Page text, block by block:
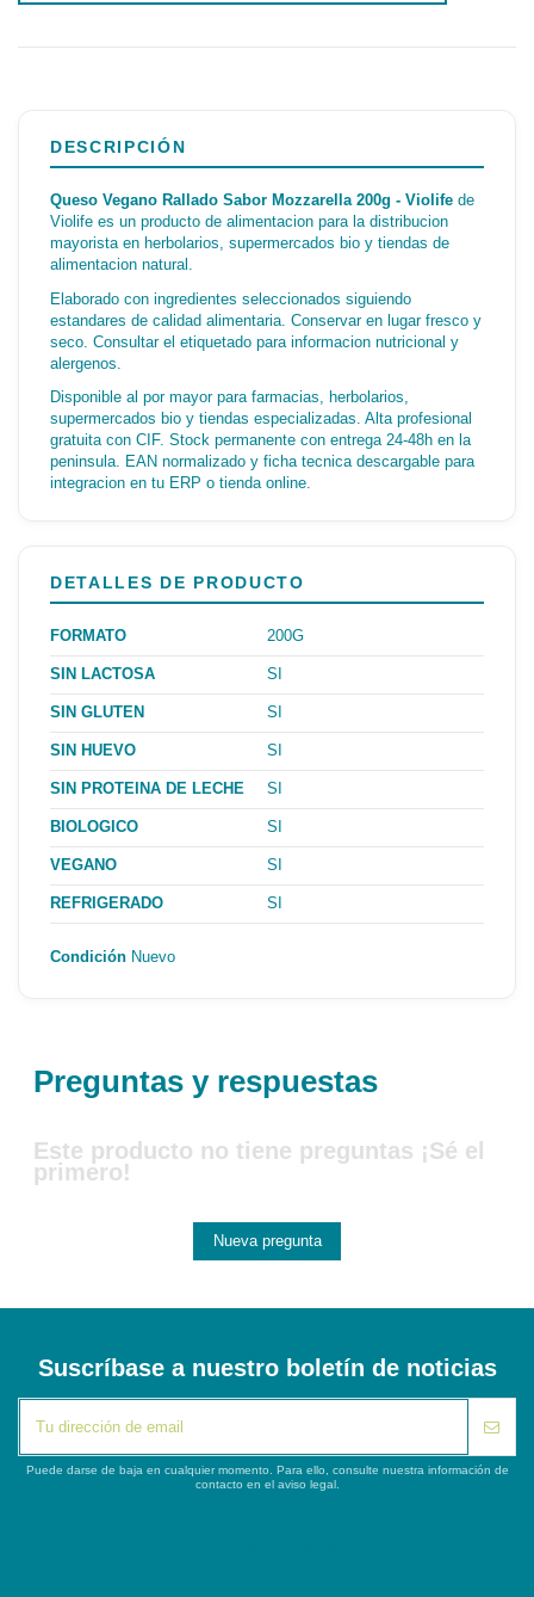
DESCRIPCIÓN
Queso Vegano Rallado Sabor Mozzarella 200g - Violife de
Violife es un producto de alimentacion para la distribucion
mayorista en herbolarios, supermercados bio y tiendas de
alimentacion natural.
Elaborado con ingredientes seleccionados siguiendo
estandares de calidad alimentaria. Conservar en lugar fresco y
seco. Consultar el etiquetado para informacion nutricional y
alergenos.
Disponible al por mayor para farmacias, herbolarios,
supermercados bio y tiendas especializadas. Alta profesional
gratuita con CIF. Stock permanente con entrega 24-48h en la
peninsula. EAN normalizado y ficha tecnica descargable para
integracion en tu ERP o tienda online.
DETALLES DE PRODUCTO
FORMATO 200G
SIN LACTOSA SI
SIN GLUTEN SI
SIN HUEVO SI
SIN PROTEINA DE LECHE SI
BIOLOGICO SI
VEGANO SI
REFRIGERADO SI
Condición Nuevo
Preguntas y respuestas
Este producto no tiene preguntas ¡Sé el
primero!
Nueva pregunta
Suscríbase a nuestro boletín de noticias
Puede darse de baja en cualquier momento. Para ello, consulte nuestra información de
contacto en el aviso legal.